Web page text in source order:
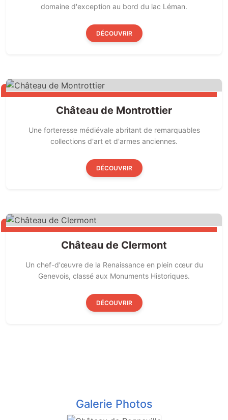
domaine d'exception au bord du lac Léman.
DÉCOUVRIR
Château de Montrottier
Une forteresse médiévale abritant de remarquables
collections d'art et d'armes anciennes.
DÉCOUVRIR
Château de Clermont
Un chef-d'œuvre de la Renaissance en plein cœur du
Genevois, classé aux Monuments Historiques.
DÉCOUVRIR
Galerie Photos